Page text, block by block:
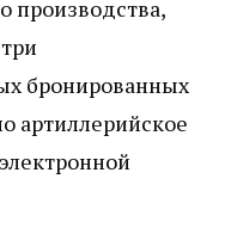
производства,
бронированных
артиллерийское